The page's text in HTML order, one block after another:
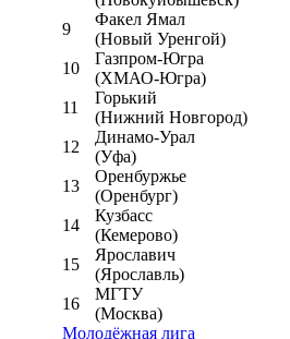
9
Факел Ямал
(Новый Уренгой)
10
Газпром-Югра
(ХМАО-Югра)
11
Горький
(Нижний Новгород)
12
Динамо-Урал
(Уфа)
13
Оренбуржье
(Оренбург)
14
Кузбасс
(Кемерово)
15
Ярославич
(Ярославль)
16
МГТУ
(Москва)
Молодёжная лига